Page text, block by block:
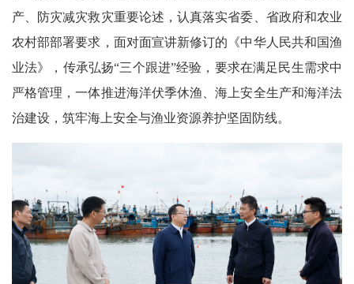
产、防灾减灾救灾重要论述，认真落实省委、省政府和农业
农村部部署要求，面对面宣讲新修订的《中华人民共和国渔
业法》，传承弘扬“三个跟进”经验，要求在满足民生需求中
严格管理，一体推进海洋伏季休渔、海上安全生产和海洋法
治建设，筑牢海上安全与渔业资源养护坚固防线。